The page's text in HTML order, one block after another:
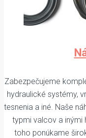
Zabezpečujeme
hydraulické systémy,
tesnenia a iné. Naše
typmi valcov a inými
toho ponúkame